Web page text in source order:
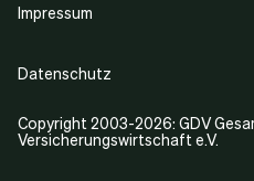
Copyright 2003-2026: GDV
Versicherungswirtschaft e.V.
Impressum
Datenschutz